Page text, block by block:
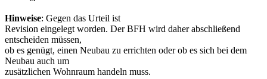
Hinweise: Gegen das Urteil ist
Revision eingelegt worden. Der BFH wird daher abschließend
entscheiden müssen,
ob es genügt, einen Neubau zu errichten oder ob es sich bei dem
Neubau auch um
zusätzlichen Wohnraum handeln muss.